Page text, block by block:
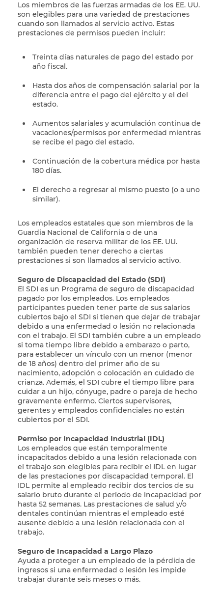
Los miembros de las fuerzas armadas de los EE. UU.
son elegibles para una variedad de prestaciones
cuando son llamados al servicio activo. Estas
prestaciones de permisos pueden incluir:
Treinta días naturales de pago del estado por
año fiscal.
Hasta dos años de compensación salarial por la
diferencia entre el pago del ejército y el del
estado.
Aumentos salariales y acumulación continua de
vacaciones/permisos por enfermedad mientras
se recibe el pago del estado.
Continuación de la cobertura médica por hasta
180 días.
El derecho a regresar al mismo puesto (o a uno
similar).
Los empleados estatales que son miembros de la
Guardia Nacional de California o de una
organización de reserva militar de los EE. UU.
también pueden tener derecho a ciertas
prestaciones si son llamados al servicio activo.
Seguro de Discapacidad del Estado (SDI)
El SDI es un Programa de seguro de discapacidad
pagado por los empleados. Los empleados
participantes pueden tener parte de sus salarios
cubiertos bajo el SDI si tienen que dejar de trabajar
debido a una enfermedad o lesión no relacionada
con el trabajo. El SDI también cubre a un empleado
si toma tiempo libre debido a embarazo o parto,
para establecer un vínculo con un menor (menor
de 18 años) dentro del primer año de su
nacimiento, adopción o colocación en cuidado de
crianza. Además, el SDI cubre el tiempo libre para
cuidar a un hijo, cónyuge, padre o pareja de hecho
gravemente enfermo. Ciertos supervisores,
gerentes y empleados confidenciales no están
cubiertos por el SDI.
Permiso por Incapacidad Industrial (IDL)
Los empleados que están temporalmente
incapacitados debido a una lesión relacionada con
el trabajo son elegibles para recibir el IDL en lugar
de las prestaciones por discapacidad temporal. El
IDL permite al empleado recibir dos tercios de su
salario bruto durante el período de incapacidad por
hasta 52 semanas. Las prestaciones de salud y/o
dentales continúan mientras el empleado esté
ausente debido a una lesión relacionada con el
trabajo.
Seguro de Incapacidad a Largo Plazo
Ayuda a proteger a un empleado de la pérdida de
ingresos si una enfermedad o lesión les impide
trabajar durante seis meses o más.